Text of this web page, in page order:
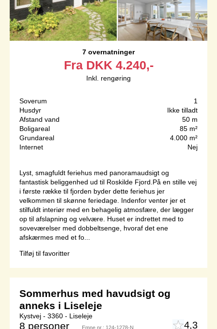
7 overnatninger
Fra DKK 4.240,-
Inkl. rengøring
Soverum
1
Husdyr
Ikke tilladt
Afstand vand
50 m
Boligareal
85 m²
Grundareal
4.000 m²
Internet
Nej
Lyst, smagfuldt feriehus med panoramaudsigt og
fantastisk beliggenhed ud til Roskilde Fjord.På en stille vej
i første række til fjorden byder dette feriehus jer
velkommen til skønne feriedage. Indenfor venter jer et
stilfuldt interiør med en behagelig atmosfære, der lægger
op til afslapning og velvære. Huset er indrettet med to
soveværelser med dobbeltsenge, hvoraf det ene
afskærmes med et fo...
Tilføj til favoritter
Sommerhus med havudsigt og
anneks i Liseleje
Kystvej - 3360 - Liseleje
8 personer Emne nr.: 124-1278-N 4,3